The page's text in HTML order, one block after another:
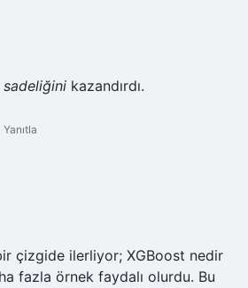
sadeliğini kazandırdı.
Yanıtla
çizgide ilerliyor; XGBoost nedir
fazla örnek faydalı olurdu. Bu